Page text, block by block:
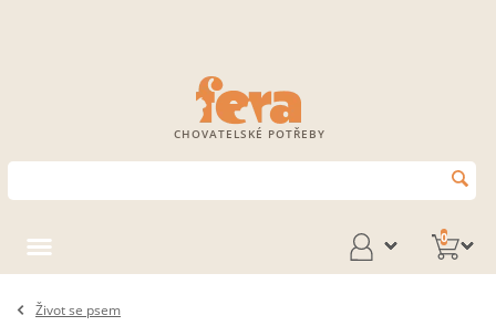
CHOVATELSKÉ POTŘEBY
0
Život se psem